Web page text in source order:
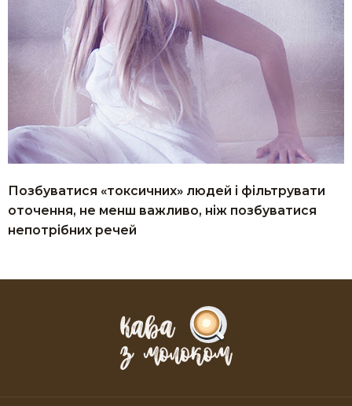
Позбуватися «токсичних» людей і фільтрувати
оточення, не менш важливо, ніж позбуватися
непотрібних речей